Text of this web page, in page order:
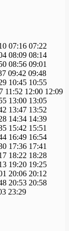
07:16 07:22
08:09 08:14
08:56 09:01
09:42 09:48
10:45 10:55
11:52 12:00 12:09
13:00 13:05
13:47 13:52
14:34 14:39
15:42 15:51
16:49 16:54
17:36 17:41
18:22 18:28
19:20 19:25
20:06 20:12
20:53 20:58
23:29